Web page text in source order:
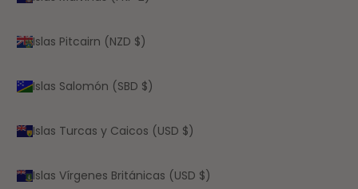
Islas Pitcairn (NZD $)
Islas Salomón (SBD $)
Islas Turcas y Caicos (USD $)
Islas Vírgenes Británicas (USD $)